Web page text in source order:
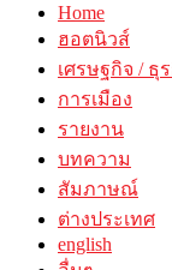
Home
ฮอตนิวส์
เศรษฐกิจ / ธุ
การเมือง
รายงาน
บทความ
สัมภาษณ์
ต่างประเทศ
english